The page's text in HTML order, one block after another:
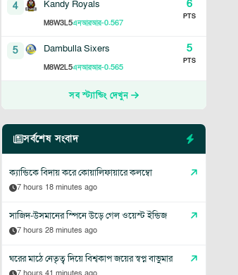
4 Kandy Royals
M8W3L5এনআরআর-0.567
6
PTS
5 Dambulla Sixers
M8W2L5এনআরআর-0.565
5
PTS
সব স্ট্যান্ডিং দেখুন
সর্বশেষ সংবাদ
ক্যান্ডিকে বিদায় করে কোয়ালিফায়ারে কলম্বো
7 hours 18 minutes ago
সাজিদ-উসমানের স্পিনে উড়ে গেল ওয়েস্ট ইন্ডিজ
7 hours 28 minutes ago
ঘরের মাঠে নেতৃত্ব দিয়ে বিশ্বকাপ জয়ের স্বপ্ন বাভুমার